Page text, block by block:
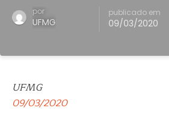
por
UFMG
publicado em
09/03/2020
UFMG
09/03/2020